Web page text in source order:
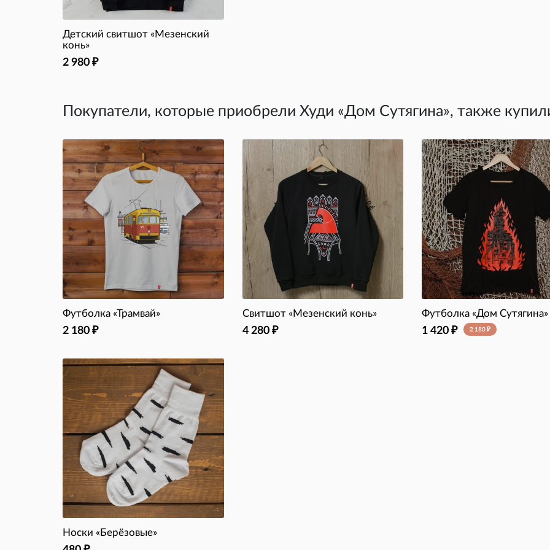
Детский свитшот «Мезенский
конь»
2 980 ₽
Покупатели, которые приобрели Худи «Дом Сутягина», также
Футболка «Трамвай»
2 180 ₽
Свитшот «Мезенский конь»
4 280 ₽
Футболка «Дом Сутягина»
1 420 ₽ 2 180 ₽
Носки «Берёзовые»